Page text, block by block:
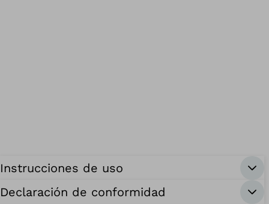
Instrucciones de uso
Declaración de conformidad